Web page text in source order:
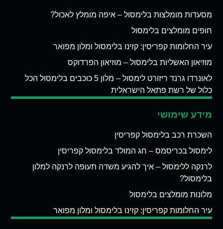
מסעדות מומלצות בלימסול – איפה מומלץ לאכול?
חופים מומלצים בלימסול
עיר החלומות קפריסין: קזינו בלימסול ומלון מפואר
מוזיאון האשליות בלימסול – מוזיאון הפרדוקס
לאונרדו גרנד ריזורט לימסול – מלון 5 כוכבים בלימסול הכל
כלול של רשת פתאל הישראלית
מידע שימושי
השכרת רכב בלימסול קפריסין
לימסול בכריסמס – חג המולד בלימסול קפריסין
לרנקה ללימסול – איך להגיע משדה תעופה לרנקה למלון
בלימסול?
מלונות מומלצים בלימסול
עיר החלומות קפריסין: קזינו בלימסול ומלון מפואר